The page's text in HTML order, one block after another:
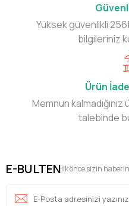
Yüksek güvenlikli
bilgileriniz
Ürün
Memnun
talebinde
E-BULTENİlk önce sizin